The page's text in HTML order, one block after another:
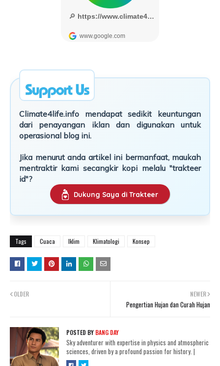
Climate4life.info mendapat sedikit keuntungan
dari penayangan iklan dan digunakan untuk
operasional blog ini.
Jika menurut anda artikel ini bermanfaat, maukah
mentraktir kami secangkir kopi melalu "trakteer
id"?
Dukung Saya di Trakteer
Tags Cuaca Iklim Klimatologi Konsep
NEWER
Pengertian Hujan dan Curah Hujan
OLDER
POSTED BY BANG DAY
Sky adventurer with expertise in physics and atmospheric
sciences, driven by a profound passion for history. |